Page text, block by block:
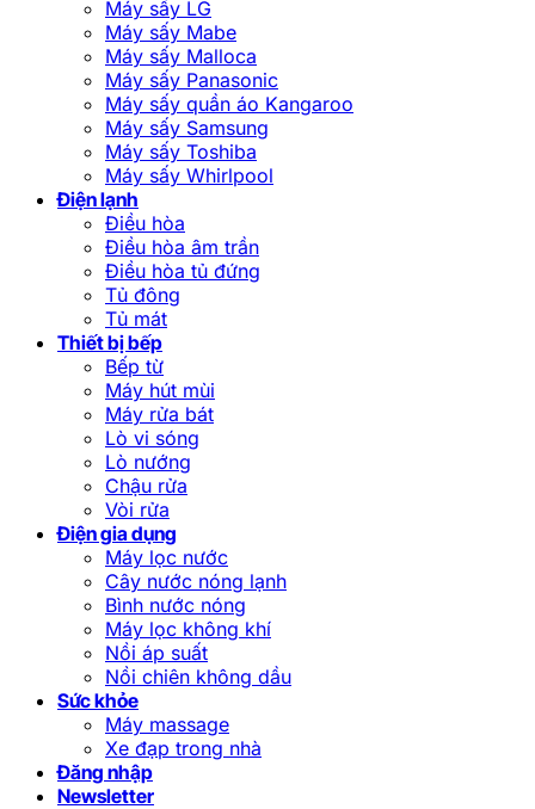
Máy sấy LG
Máy sấy Mabe
Máy sấy Malloca
Máy sấy Panasonic
Máy sấy quần áo Kangaroo
Máy sấy Samsung
Máy sấy Toshiba
Máy sấy Whirlpool
Điện lạnh
Điều hòa
Điều hòa âm trần
Điều hòa tủ đứng
Tủ đông
Tủ mát
Thiết bị bếp
Bếp từ
Máy hút mùi
Máy rửa bát
Lò vi sóng
Lò nướng
Chậu rửa
Vòi rửa
Điện gia dụng
Máy lọc nước
Cây nước nóng lạnh
Bình nước nóng
Máy lọc không khí
Nồi áp suất
Nồi chiên không dầu
Sức khỏe
Máy massage
Xe đạp trong nhà
Đăng nhập
Newsletter